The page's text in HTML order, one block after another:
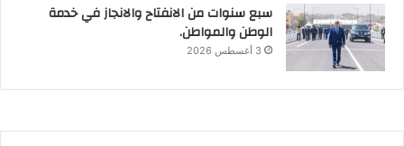
سبع سنوات من الانفتاح والانجاز في خدمة
الوطن والمواطن.
3 أغسطس 2026